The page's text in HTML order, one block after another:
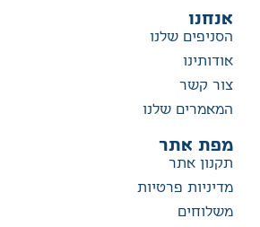
אנחנו
הסניפים שלנו
אודותינו
צור קשר
המאמרים שלנו
מפת אתר
תקנון אתר
מדיניות פרטיות
משלוחים